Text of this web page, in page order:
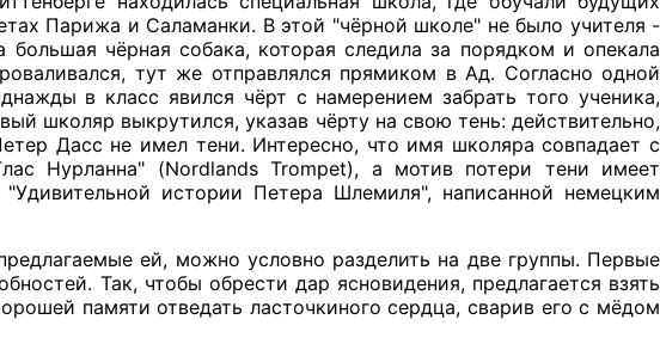
Парижа и Саламанки. В этой "чёрной школе" не было учителя -
чёрная собака, которая следила за порядком и опекала
тут же отправлялся прямиком в Ад. Согласно одной
в класс явился чёрт с намерением забрать того ученика,
школяр выкрутился, указав чёрту на свою тень: действительно,
Дасс не имел тени. Интересно, что имя школяра совпадает с
Нурланна" (Nordlands Trompet), а мотив потери тени имеет
истории Петера Шлемиля", написанной немецким
ей, можно условно разделить на две группы. Первые
Так, чтобы обрести дар ясновидения, предлагается взять
памяти отведать ласточкиного сердца, сварив его с мёдом